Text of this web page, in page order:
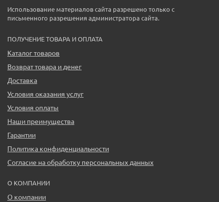
Использование материалов сайта разрешено только с
письменного разрешения администратора сайта.
ПОЛУЧЕНИЕ ТОВАРА И ОПЛАТА
Каталог товаров
Возврат товара и денег
Доставка
Условия оказания услуг
Условия оплаты
Наши преимущества
Гарантии
Политика конфиденциальности
Согласие на обработку персональных данных
О КОМПАНИИ
О компании